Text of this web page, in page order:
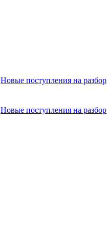
Новые поступления на разбор
Новые поступления на разбор